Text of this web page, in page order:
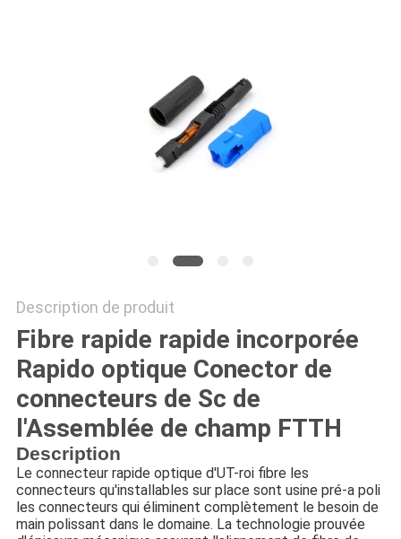
Description de produit
Fibre rapide rapide incorporée
Rapido optique Conector de
connecteurs de Sc de
l'Assemblée de champ FTTH
Description
Le connecteur rapide optique d'UT-roi fibre les
connecteurs qu'installables sur place sont usine pré-a poli
les connecteurs qui éliminent complètement le besoin de
main polissant dans le domaine. La technologie prouvée